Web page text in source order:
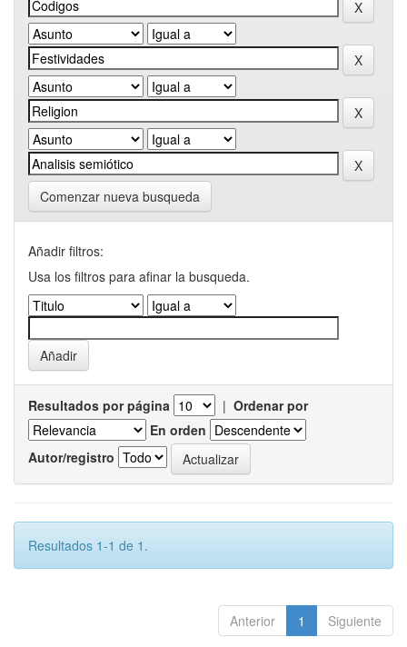
Comenzar nueva busqueda
Añadir filtros:
Usa los filtros para afinar la busqueda.
Resultados por página | Ordenar por
En orden
Autor/registro
Resultados 1-1 de 1.
Anterior 1 Siguiente